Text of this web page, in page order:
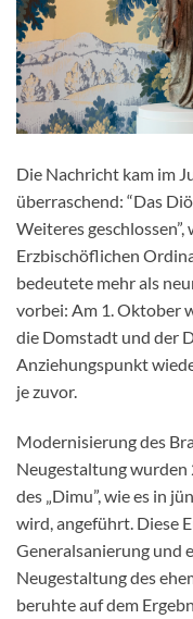
Die Nachricht kam im
überraschend: “Das
Weiteres
Erzbischöflichen
bedeutete mehr als
vorbei: Am 1. Oktober
die Domstadt und der
Anziehungspunkt
je zuvor.
Modernisierung des
Neugestaltung wurden
des „Dimu”, wie es in
wird, angeführt. Diese
Generalsanierung und
Neugestaltung des
beruhte auf dem